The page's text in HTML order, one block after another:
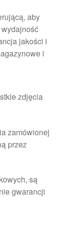
aby
jakości i
i
zdjęcia
zamówionej
przez
są
gwarancji